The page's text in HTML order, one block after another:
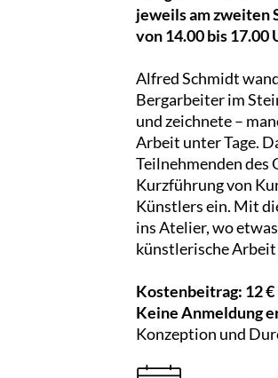
jeweils am zweiten
von 14.00 bis 17.00
Alfred Schmidt
Bergarbeiter im
und zeichnete –
Arbeit unter Tage.
Teilnehmenden des
Kurzführung von
Künstlers ein. Mit
ins Atelier, wo
künstlerische
Kostenbeitrag: 12
Keine Anmeldung
Konzeption und